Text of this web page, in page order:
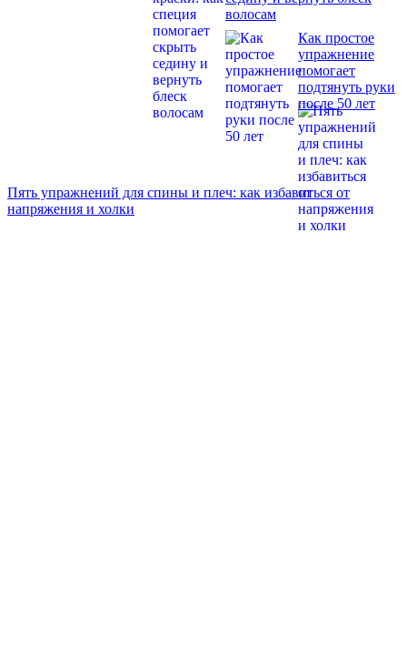
волосам
Как простое
упражнение
помогает
подтянуть руки
после 50 лет
Пять упражнений для спины и плеч: как избавиться от
напряжения и холки